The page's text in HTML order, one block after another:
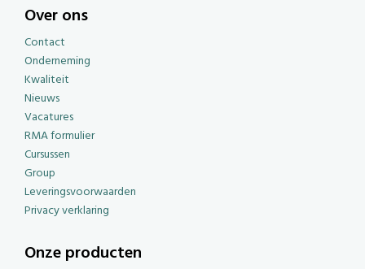
Over ons
Contact
Onderneming
Kwaliteit
Nieuws
Vacatures
RMA formulier
Cursussen
Group
Leveringsvoorwaarden
Privacy verklaring
Onze producten